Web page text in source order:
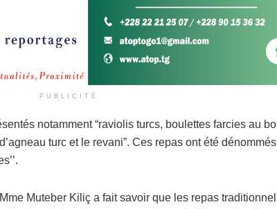
PUBLICITÉ
notamment “raviolis turcs, boulettes farcies au
turc et le revani”. Ces repas ont été dénommés
Muteber Kiliç a fait savoir que les repas